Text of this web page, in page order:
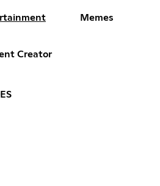
Memes
Creator